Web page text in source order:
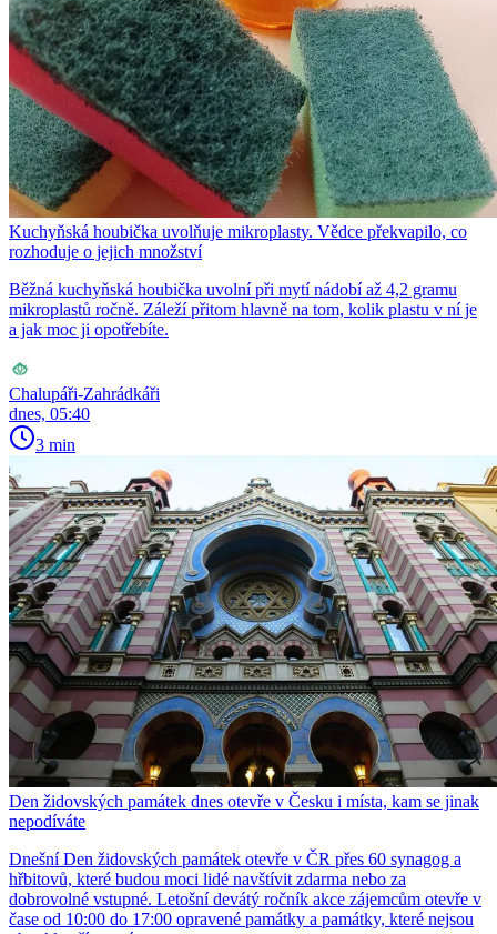
Kuchyňská houbička uvolňuje mikroplasty. Vědce překvapilo, co
rozhoduje o jejich množství
Běžná kuchyňská houbička uvolní při mytí nádobí až 4,2 gramu
mikroplastů ročně. Záleží přitom hlavně na tom, kolik plastu v ní je
a jak moc ji opotřebíte.
Chalupáři-Zahrádkáři
dnes, 05:40
3 min
Den židovských památek dnes otevře v Česku i místa, kam se jinak
nepodíváte
Dnešní Den židovských památek otevře v ČR přes 60 synagog a
hřbitovů, které budou moci lidé navštívit zdarma nebo za
dobrovolné vstupné. Letošní devátý ročník akce zájemcům otevře v
čase od 10:00 do 17:00 opravené památky a památky, které nejsou